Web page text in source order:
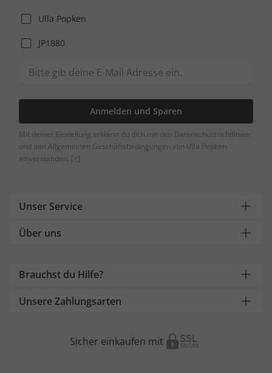
Ulla Popken
JP1880
Anmelden und Sparen
Mit deiner Bestellung erklärst du dich mit den Datenschutzrichtlinien
und den Allgemeinen Geschäftsbedingungen von Ulla Popken
einverstanden. [+]
Unser Service
Über uns
Brauchst du Hilfe?
Unsere Zahlungsarten
Sicher einkaufen mit